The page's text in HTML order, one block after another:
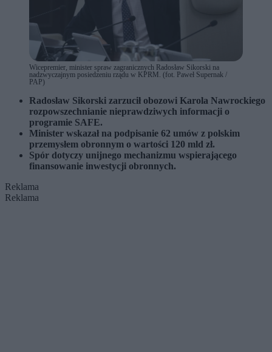
Wicepremier, minister spraw zagranicznych Radosław Sikorski na
nadzwyczajnym posiedzeniu rządu w KPRM. (fot. Paweł Supernak /
PAP)
Radosław Sikorski zarzucił obozowi Karola Nawrockiego
rozpowszechnianie nieprawdziwych informacji o
programie SAFE.
Minister wskazał na podpisanie 62 umów z polskim
przemysłem obronnym o wartości 120 mld zł.
Spór dotyczy unijnego mechanizmu wspierającego
finansowanie inwestycji obronnych.
Reklama
Reklama